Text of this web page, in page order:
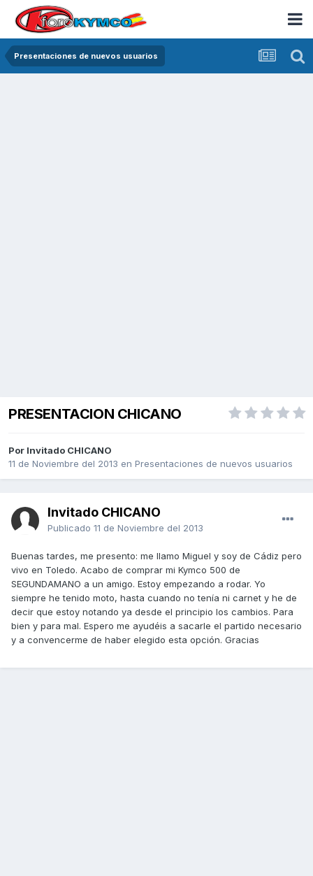
Presentaciones de nuevos usuarios
PRESENTACION CHICANO
Por Invitado CHICANO
11 de Noviembre del 2013 en Presentaciones de nuevos usuarios
Invitado CHICANO
Publicado 11 de Noviembre del 2013
Buenas tardes, me presento: me llamo Miguel y soy de Cádiz pero
vivo en Toledo. Acabo de comprar mi Kymco 500 de
SEGUNDAMANO a un amigo. Estoy empezando a rodar. Yo
siempre he tenido moto, hasta cuando no tenía ni carnet y he de
decir que estoy notando ya desde el principio los cambios. Para
bien y para mal. Espero me ayudéis a sacarle el partido necesario
y a convencerme de haber elegido esta opción. Gracias